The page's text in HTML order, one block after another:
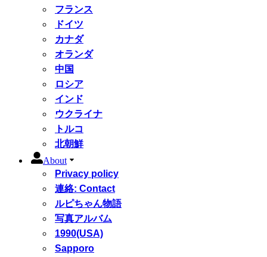
フランス
ドイツ
カナダ
オランダ
中国
ロシア
インド
ウクライナ
トルコ
北朝鮮
About
Privacy policy
連絡: Contact
ルピちゃん物語
写真アルバム
1990(USA)
Sapporo